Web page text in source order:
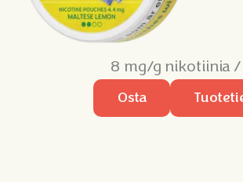
8 mg/g nikotiinia /
Osta